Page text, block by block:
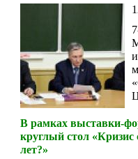
В рамках выставки-
круглый стол
лет?»